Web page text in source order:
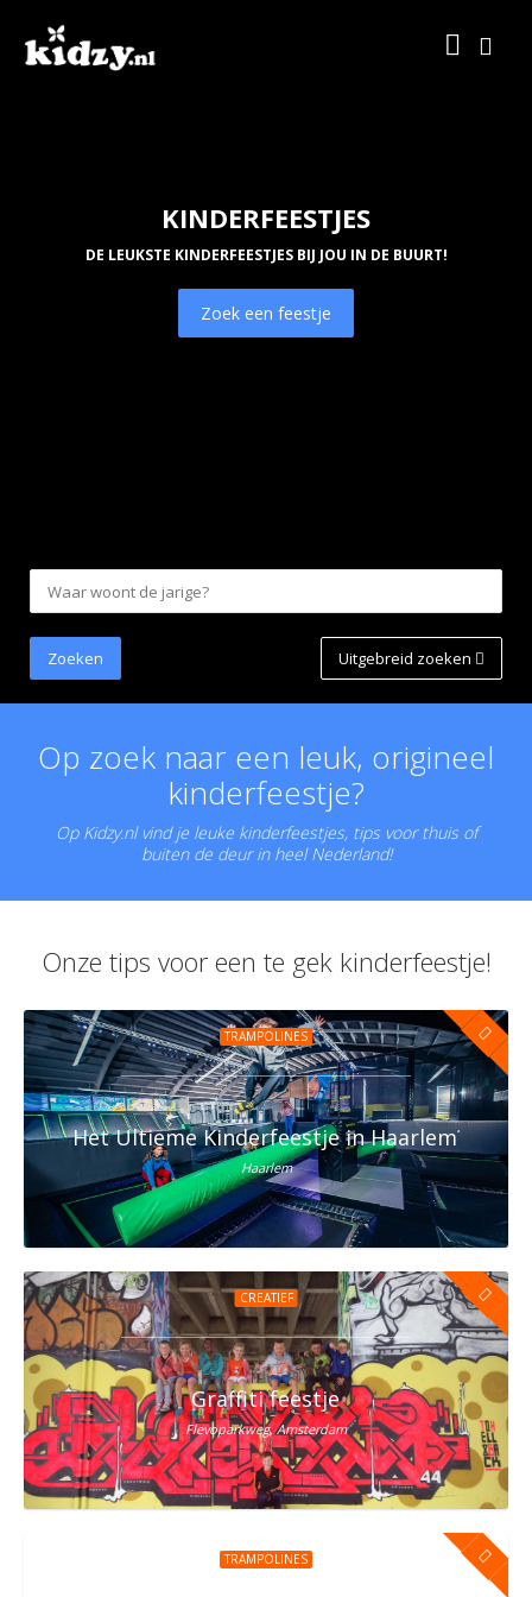
KINDERFEESTJES
DE LEUKSTE KINDERFEESTJES BIJ JOU IN DE BUURT!
Zoek een feestje
Uitgebreid zoeken
Op zoek naar een leuk, origineel
kinderfeestje?
Op Kidzy.nl vind je leuke kinderfeestjes, tips voor thuis of
buiten de deur in heel Nederland!
Onze tips voor een te gek kinderfeestje!
TRAMPOLINES
Het Ultieme Kinderfeestje in Haarlem? Vier
Haarlem
CREATIEF
Graffiti feestje
Flevoparkweg, Amsterdam
TRAMPOLINES